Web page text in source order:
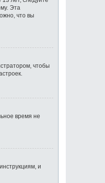
Эта
что вы
чтобы
время не
и